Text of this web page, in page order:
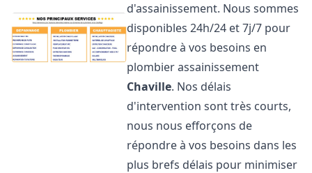
d'assainissement. Nous sommes
disponibles 24h/24 et 7j/7 pour
répondre à vos besoins en
plombier assainissement
Chaville. Nos délais
d'intervention sont très courts,
nous nous efforçons de
répondre à vos besoins dans les
plus brefs délais pour minimiser